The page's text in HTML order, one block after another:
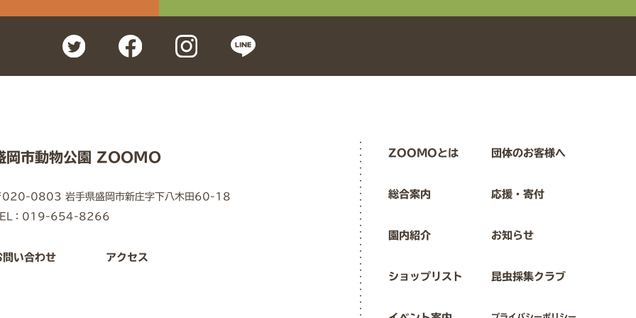
岡市動物公園 ZOOMO
020-0803 岩手県盛岡市新庄字下八木田60-18
：019-654-8266
問い合わせ アクセス
ZOOMOとは
総合案内
園内紹介
ショップリスト
団体のお客様へ
応援・寄付
お知らせ
昆虫採集クラブ